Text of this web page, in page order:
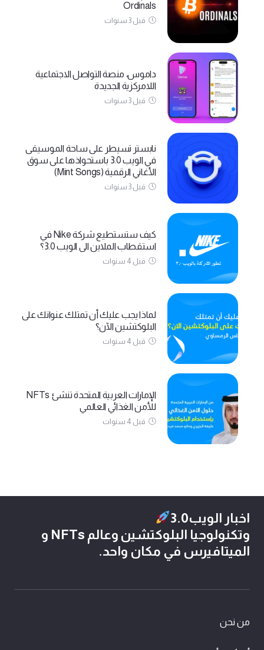
Ordinals
قبل 3 سنوات
داموس، منصة التواصل الاجتماعية
اللامركزية الجديدة
قبل 3 سنوات
نابستر تسيطر على ساحة الموسيقى
في الويب 3.0 باستحواذها على سوق
الأغاني الرقمية (Mint Songs)
قبل 3 سنوات
كيف ستستطيع شركة Nike في
استقطاب الملاين الى الويب 3.0؟
قبل 4 سنوات
لماذا يجب عليك أن تمتلك عنوانك على
البلوكتشين الآن؟
قبل 4 سنوات
الإمارات العربية المتحدة تنشئ NFTs
للأمن الغذائي العالمي
قبل 4 سنوات
اخبار الويب3.0
وتكنولوجيا البلوكتشين وعالم NFTs و
الميتافيرس في مكان واحد.
من نحن